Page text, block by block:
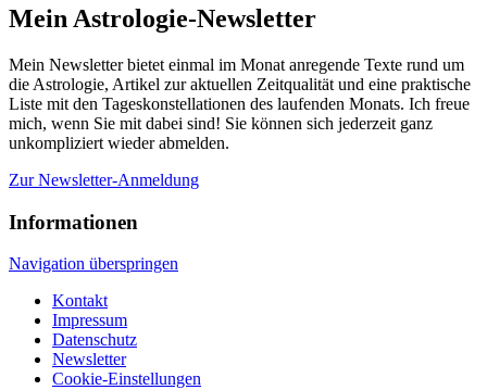
Mein Astrologie-Newsletter
Mein Newsletter bietet einmal im Monat anregende Texte rund um
die Astrologie, Artikel zur aktuellen Zeitqualität und eine praktische
Liste mit den Tageskonstellationen des laufenden Monats. Ich freue
mich, wenn Sie mit dabei sind! Sie können sich jederzeit ganz
unkompliziert wieder abmelden.
Zur Newsletter-Anmeldung
Informationen
Navigation überspringen
Kontakt
Impressum
Datenschutz
Newsletter
Cookie-Einstellungen